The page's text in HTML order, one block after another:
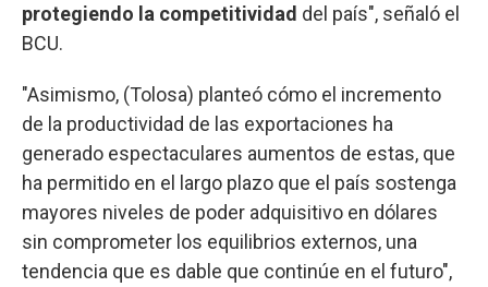
protegiendo la competitividad del país", señaló el
BCU.
"Asimismo, (Tolosa) planteó cómo el incremento
de la productividad de las exportaciones ha
generado espectaculares aumentos de estas, que
ha permitido en el largo plazo que el país sostenga
mayores niveles de poder adquisitivo en dólares
sin comprometer los equilibrios externos, una
tendencia que es dable que continúe en el futuro",